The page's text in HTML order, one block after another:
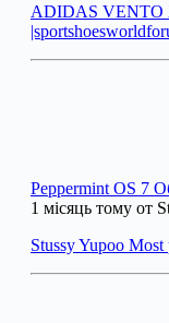
ADIDAS VENTO
Peppermint OS 7
1 місяць тому от
Stussy Yupoo